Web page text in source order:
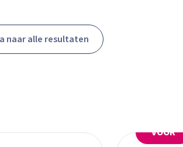
naar alle resultaten
VOOR